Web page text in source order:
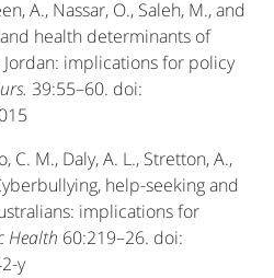
A., Nassar, O., Saleh, M., and
health determinants of
Jordan: implications for policy
39:55–60. doi:
C. M., Daly, A. L., Stretton, A.,
help-seeking and
implications for
Health 60:219–26. doi:
y